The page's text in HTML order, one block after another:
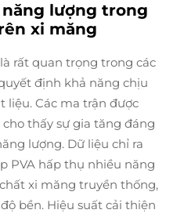
lượng trong
xi măng
rất quan trọng trong các
định khả năng chịu
liệu. Các ma trận được
thấy sự gia tăng đáng
lượng. Dữ liệu chỉ ra
PVA hấp thụ nhiều năng
xi măng truyền thống,
bền. Hiệu suất cải thiện